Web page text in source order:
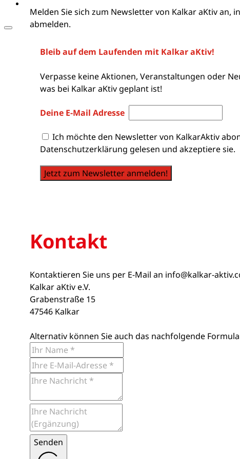
Melden Sie sich zum Newsletter von Kalkar aKtiv an,
abmelden.
Bleib auf dem Laufenden mit Kalkar aKtiv!
Verpasse keine Aktionen, Veranstaltungen oder
was bei Kalkar aKtiv geplant ist!
Deine E-Mail Adresse
Ich möchte den Newsletter von KalkarAktiv
Datenschutzerklärung gelesen und akzeptiere sie.
Jetzt zum Newsletter anmelden!
Kontakt
Kontaktieren Sie uns per E-Mail an info@kalkar-
Kalkar aKtiv e.V.
Grabenstraße 15
47546 Kalkar
Alternativ können Sie auch das nachfolgende
Senden